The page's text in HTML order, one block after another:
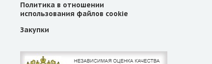
Политика в отношении
использования файлов cookie
Закупки